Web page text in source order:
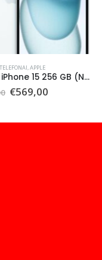
,APPLE
Apple iPhone 15 256 GB (Naudotas)
Original
€599,00.
€569,00Current
€569,00.